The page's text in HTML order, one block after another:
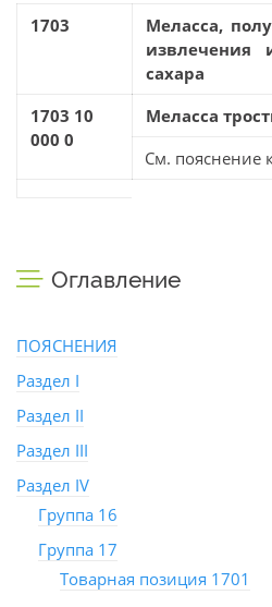
1703
Меласса,
извлечения
сахара
1703 10
000 0
Меласса
См. пояснение
Оглавление
ПОЯСНЕНИЯ
Раздел I
Раздел II
Раздел III
Раздел IV
Группа 16
Группа 17
Товарная позиция 1701